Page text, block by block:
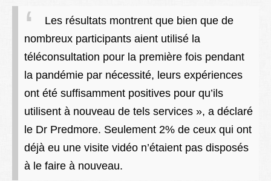
Les résultats montrent que bien que de
nombreux participants aient utilisé la
téléconsultation pour la première fois pendant
la pandémie par nécessité, leurs expériences
ont été suffisamment positives pour qu’ils
utilisent à nouveau de tels services », a déclaré
le Dr Predmore. Seulement 2% de ceux qui ont
déjà eu une visite vidéo n’étaient pas disposés
à le faire à nouveau.